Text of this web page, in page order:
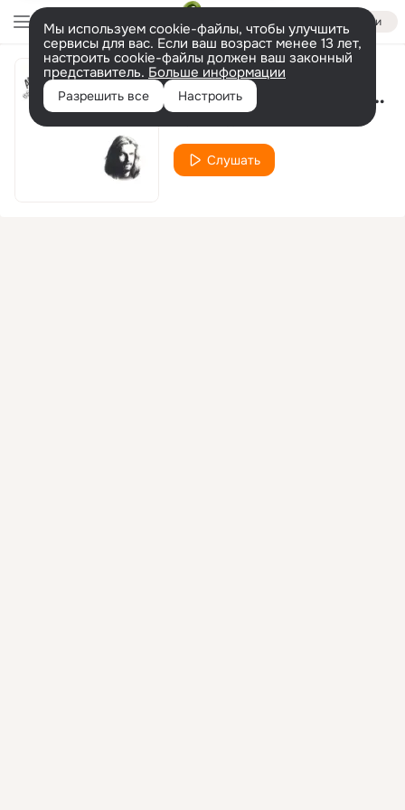
Войти
Мы используем cookie-файлы, чтобы улучшить
сервисы для вас. Если ваш возраст менее 13 лет,
настроить cookie-файлы должен ваш законный
представитель. Больше информации
Разрешить все Настроить Oooh Baby (Goin' to Pieces)
Слушать